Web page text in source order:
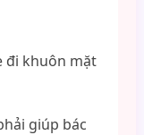
đi khuôn mặt
giúp bác